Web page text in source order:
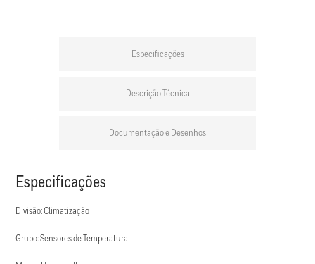
Especificações
Descrição Técnica
Documentação e Desenhos
Especificações
Divisão: Climatização
Grupo: Sensores de Temperatura